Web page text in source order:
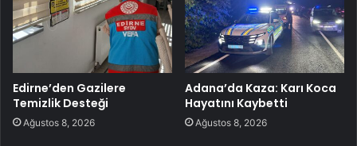
Edirne’den Gazilere
Temizlik Desteği
Ağustos 8, 2026
Adana’da Kaza: Karı Koca
Hayatını Kaybetti
Ağustos 8, 2026